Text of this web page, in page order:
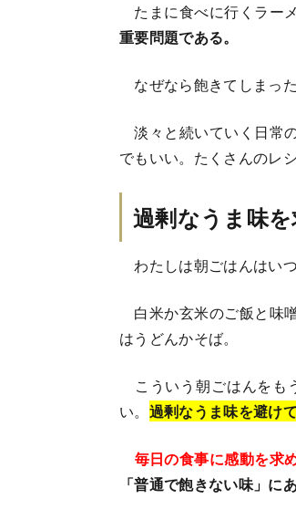
たまに食べに行くラー
重要問題である。
なぜなら飽きてしまっ
淡々と続いていく日常
でもいい。たくさんのレ
過剰なうま味
わたしは朝ごはんはい
白米か玄米のご飯と味
はうどんかそば。
こういう朝ごはんをも
い。 過剰なうま味を避け
毎日の食事に感動を求
「普通で飽きない味」に